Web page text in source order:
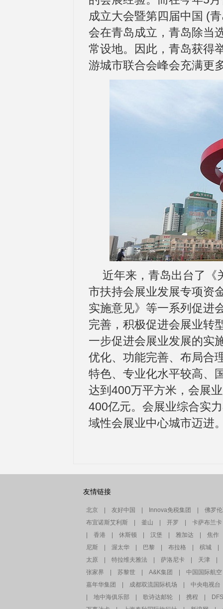
成立大会暨第四届中国 (
会在青岛成立，青岛除当
常设地。因此，青岛获得
游城市联合会峰会充满更
近年来，青岛出台了《
市扶持会展业发展专项资
实施意见》等一系列促进
完善，积极促进会展业转
一步促进会展业发展的实
优化、功能完善、布局合
特色、专业化水平较高、
达到400万平方米，会展
400亿元。会展业综合实
域性会展业中心城市迈进
友情链接
北京 友好中国 Innova免税集团
佛罗
布宜诺斯艾利斯
釜山 开罗
卡萨布兰卡
香港 休斯顿 汉堡 雅加达
焦作
尼斯
渥太华 巴黎 布拉格 槟城
太原
特拉维夫雅法 萨洛尼卡 天津
张家界
苏黎世 A&K集团
中国国际航空
嘉年华集团
成都双流国际机场
中央电视台
地中海俱乐部 歌诗达邮轮 携程